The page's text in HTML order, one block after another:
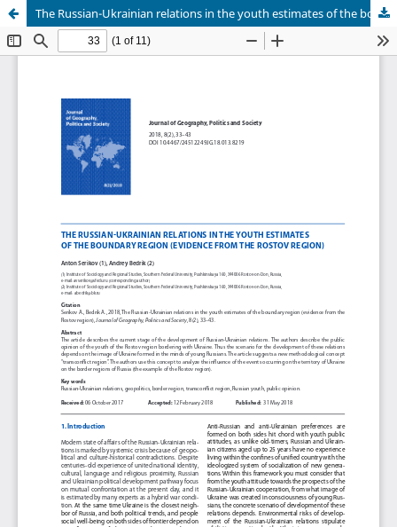
The Russian-Ukrainian relations in the youth estimates of the boundary region (evidence from the Rostov region)